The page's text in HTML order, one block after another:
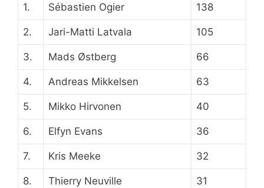
1. Sébastien Ogier 138
2. Jari-Matti Latvala 105
3. Mads Østberg 66
4. Andreas Mikkelsen 63
5. Mikko Hirvonen 40
6. Elfyn Evans 36
7. Kris Meeke 32
8. Thierry Neuville 31